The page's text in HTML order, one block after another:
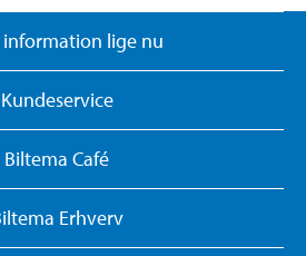
lige nu
Kundeservice
Biltema Café
Erhverv